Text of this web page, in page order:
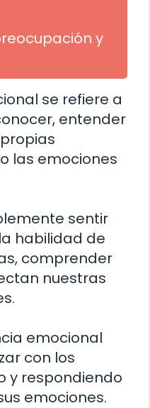
y
se refiere a
entender
las emociones
sentir
habilidad de
comprender
nuestras
emocional
con los
y respondiendo
emociones.